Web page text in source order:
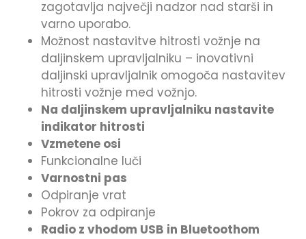
zagotavlja največji nadzor nad starši in
varno uporabo.
Možnost nastavitve hitrosti vožnje na
daljinskem upravljalniku – inovativni
daljinski upravljalnik omogoča nastavitev
hitrosti vožnje med vožnjo.
Na daljinskem upravljalniku nastavite
indikator hitrosti
Vzmetene osi
Funkcionalne luči
Varnostni pas
Odpiranje vrat
Pokrov za odpiranje
Radio z vhodom USB in Bluetoothom